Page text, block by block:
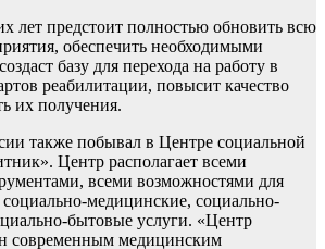
лет предстоит полностью обновить всю
обеспечить необходимыми
базу для перехода на работу в
реабилитации, повысит качество
их получения.
также побывал в Центре социальной
Центр располагает всеми
всеми возможностями для
медицинские, социально-
бытовые услуги. «Центр
современным медицинским